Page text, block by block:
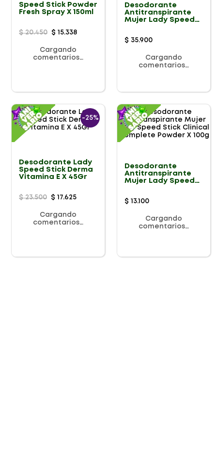
Speed Stick Powder
Fresh Spray X 150ml
$ 20.450 $ 15.338
Cargando
comentarios…
Desodorante
Antitranspirante
Mujer Lady Speed
91g X 2Und
$ 35.900
Cargando
comentarios…
-25%
Desodorante Lady
Speed Stick Derma
Vitamina E X 45Gr
$ 23.500 $ 17.625
Cargando
comentarios…
Desodorante
Antitranspirante
Mujer Lady Speed
100g
$ 13.100
Cargando
comentarios…